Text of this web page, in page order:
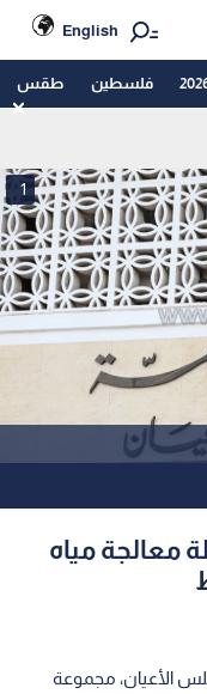
English
فلسطين طقس
1
معالجة مياه
الأعيان، مجموعة